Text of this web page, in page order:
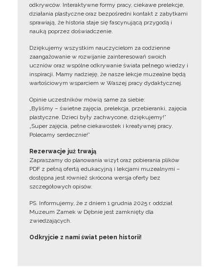
odkrywców. Interaktywne formy pracy, ciekawe prelekcje,
działania plastyczne oraz bezpośredni kontakt z zabytkami
sprawiają, że historia staje się fascynującą przygodą i
nauką poprzez doświadczenie.
Dziękujemy wszystkim nauczycielom za codzienne
zaangażowanie w rozwijanie zainteresowań swoich
uczniów oraz wspólne odkrywanie świata pełnego wiedzy i
inspiracji. Mamy nadzieję, że nasze lekcje muzealne będą
wartościowym wsparciem w Waszej pracy dydaktycznej.
Opinie uczestników mówią same za siebie:
„Byliśmy – świetne zajęcia, prelekcja, przebieranki, zajęcia
plastyczne. Dzieci były zachwycone, dziękujemy!”
„Super zajęcia, pełne ciekawostek i kreatywnej pracy.
Polecamy serdecznie!”
Rezerwacje już trwają
Zapraszamy do planowania wizyt oraz pobierania plików
PDF z pełną ofertą edukacyjną i lekcjami muzealnymi –
dostępna jest również skrócona wersja oferty bez
szczegółowych opisów.
PS. Informujemy, że z dniem 1 grudnia 2025 r. oddział
Muzeum Zamek w Dębnie jest zamknięty dla
zwiedzających.
Odkryjcie z nami świat pełen historii!